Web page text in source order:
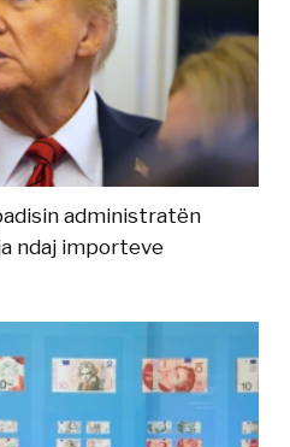
administratën
ndaj importeve